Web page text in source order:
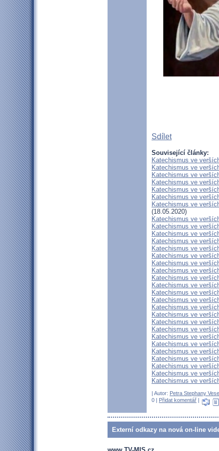
Sdílet
Související články:
Katechismus ve
Katechismus ve
Katechismus ve
Katechismus ve
Katechismus ve
Katechismus ve
Katechismus ve
(18.05.2020)
Katechismus ve
Katechismus ve
Katechismus ve
Katechismus ve
Katechismus ve
Katechismus ve
Katechismus ve
Katechismus ve
Katechismus ve
Katechismus ve
Katechismus ve
Katechismus ve
Katechismus ve
Katechismus ve
Katechismus ve
Katechismus ve
Katechismus ve
Katechismus ve
Katechismus ve
Katechismus ve
Katechismus ve
Katechismus ve
Katechismus ve
| Autor: Petra Stephany
0 | Přidat komentář |
Externí odkazy na nová on-line